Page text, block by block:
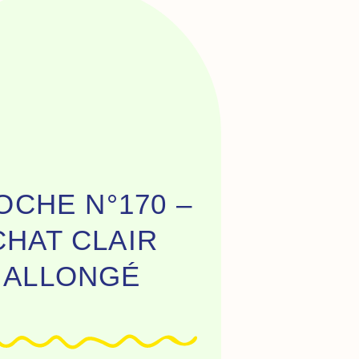
N°170 –
CLAIR
ALLONGÉ